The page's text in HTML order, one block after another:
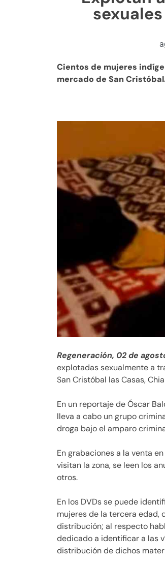
Cientos de mujeres
mercado de San
Regeneración, 02 de
explotadas sexualmente a
San Cristóbal las Casas,
En un reportaje de Óscar
lleva a cabo un grupo
droga bajo el amparo
En grabaciones a la venta
visitan la zona, se leen los
otros.
En los DVDs se puede
mujeres de la tercera edad,
distribución; al respecto
dedicado a identificar a las
distribución de dichos